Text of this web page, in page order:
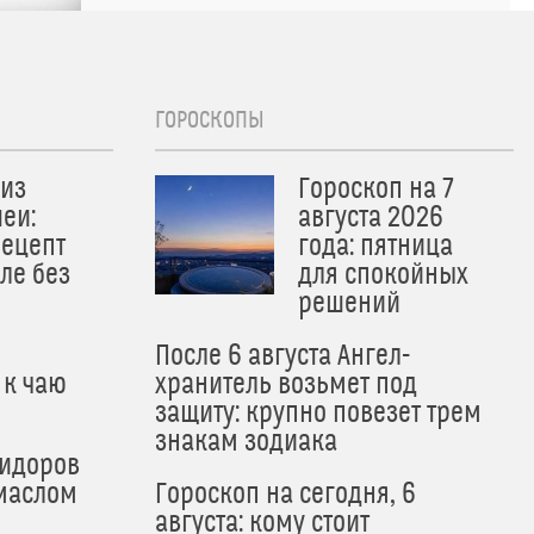
без
чаю
ГОРОСКОПЫ
Гороскоп на 7
августа 2026
года: пятница
для спокойных
решений
После 6 августа Ангел-
хранитель возьмет под
защиту: крупно повезет трем
знакам зодиака
Гороскоп на сегодня, 6
августа: кому стоит